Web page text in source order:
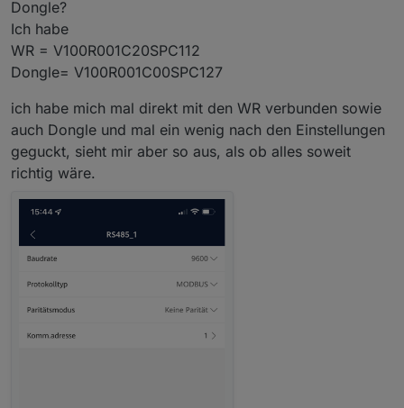
Dann sollte er einem das Auswahlmenü
anbieten, ob man Installateur oder
nur im Modus Installateur vornehmen.
Dongle?
Ich habe
WR = V100R001C20SPC112
Dongle= V100R001C00SPC127
ich habe mich mal direkt mit den WR verbunden sowie
auch Dongle und mal ein wenig nach den Einstellungen
geguckt, sieht mir aber so aus, als ob alles soweit
richtig wäre.